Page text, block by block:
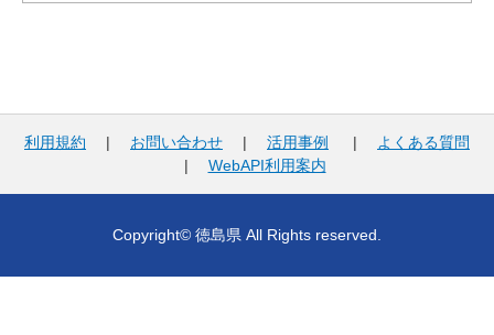
利用規約 | お問い合わせ | 活用事例 |
よくある質問
| WebAPI利用案内
Copyright© 徳島県 All Rights reserved.